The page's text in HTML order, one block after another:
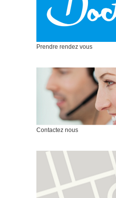
Prendre rendez vous
Contactez nous